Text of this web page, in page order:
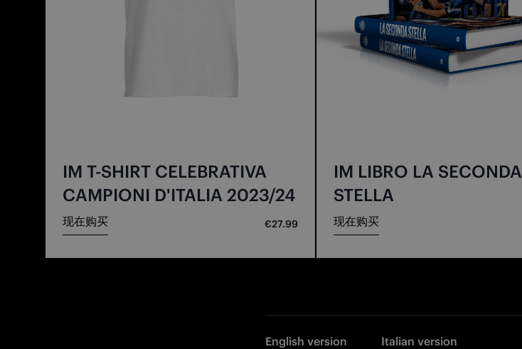
IM T-SHIRT CELEBRATIVA
CAMPIONI D'ITALIA 2023/24
现在购买 €27.99
IM LIBRO LA SECONDA
STELLA
现在购买
English version Italian version